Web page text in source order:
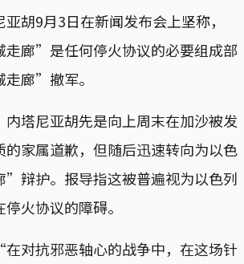
胡9月3日在新闻发布会上坚称，
廊”是任何停火协议的必要组成部
廊”撤军。
内塔尼亚胡先是向上周末在加沙被发
的家属道歉，但随后迅速转向为以色
辩护。报导指这被普遍视为以色列
火协议的障碍。
对抗邪恶轴心的战争中，在这场针